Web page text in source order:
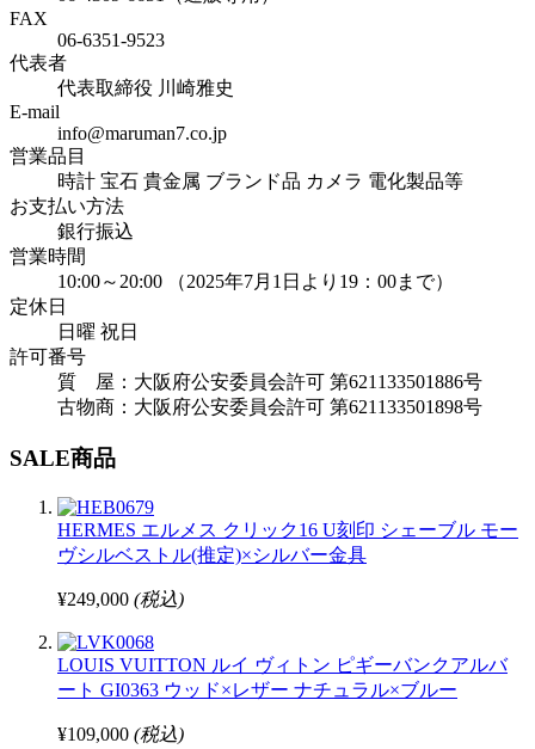
FAX
06-6351-9523
代表者
代表取締役 川崎雅史
E-mail
info@maruman7.co.jp
営業品目
時計 宝石 貴金属 ブランド品 カメラ 電化製品等
お支払い方法
銀行振込
営業時間
10:00～20:00 （2025年7月1日より19：00まで）
定休日
日曜 祝日
許可番号
質 屋：大阪府公安委員会許可 第621133501886号
古物商：大阪府公安委員会許可 第621133501898号
SALE商品
HERMES エルメス クリック16 U刻印 シェーブル モー
ヴシルベストル(推定)×シルバー金具
¥249,000 (税込)
LOUIS VUITTON ルイ ヴィトン ピギーバンクアルバ
ート GI0363 ウッド×レザー ナチュラル×ブルー
¥109,000 (税込)